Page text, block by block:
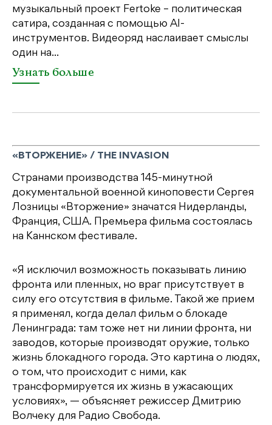
музыкальный проект Fertoke – политическая
сатира, созданная с помощью AI-
инструментов. Видеоряд наслаивает смыслы
один на...
Узнать больше
«ВТОРЖЕНИЕ» / THE INVASION
Странами производства 145-минутной
документальной военной киноповести Сергея
Лозницы «Вторжение» значатся Нидерланды,
Франция, США. Премьера фильма состоялась
на Каннском фестивале.
«Я исключил возможность показывать линию
фронта или пленных, но враг присутствует в
силу его отсутствия в фильме. Такой же прием
я применял, когда делал фильм о блокаде
Ленинграда: там тоже нет ни линии фронта, ни
заводов, которые производят оружие, только
жизнь блокадного города. Это картина о людях,
о том, что происходит с ними, как
трансформируется их жизнь в ужасающих
условиях», — объясняет режиссер Дмитрию
Волчеку для Радио Свобода.